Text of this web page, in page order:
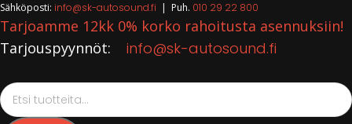
Sähköposti: info@sk-autosound.fi | Puh. 010 29 22 800
Tarjoamme 12kk 0% korko rahoitusta asennuksiin!
Tarjouspyynnöt:
info@sk-autosound.fi